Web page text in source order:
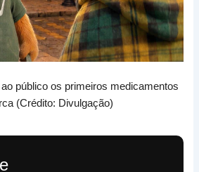
público os primeiros medicamentos
(Crédito: Divulgação)